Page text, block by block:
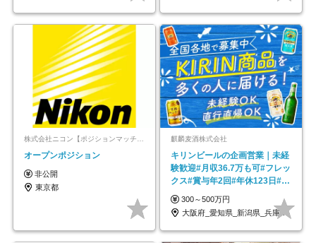
株式会社ニコン【ポジションマッチ登録】
オープンポジション
非公開
東京都
麒麟麦酒株式会社
キリンビールの企画営業｜未経
験歓迎#月収36.7万も可#フレッ
クス#賞与年2回#年休123日#完
全週休2日制
300～500万円
大阪府_愛知県_新潟県_兵庫県_福岡県